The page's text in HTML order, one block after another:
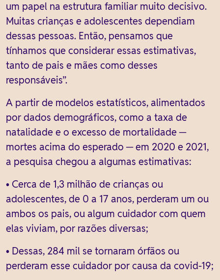
um papel na estrutura familiar muito decisivo.
Muitas crianças e adolescentes dependiam
dessas pessoas. Então, pensamos que
tínhamos que considerar essas estimativas,
tanto de pais e mães como desses
responsáveis”.
A partir de modelos estatísticos, alimentados
por dados demográficos, como a taxa de
natalidade e o excesso de mortalidade ─
mortes acima do esperado ─ em 2020 e 2021,
a pesquisa chegou a algumas estimativas:
• Cerca de 1,3 milhão de crianças ou
adolescentes, de 0 a 17 anos, perderam um ou
ambos os pais, ou algum cuidador com quem
elas viviam, por razões diversas;
• Dessas, 284 mil se tornaram órfãos ou
perderam esse cuidador por causa da covid-19;